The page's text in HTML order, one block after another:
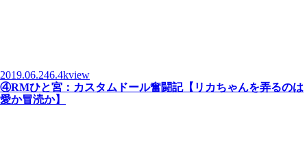
2019.06.246.4kview
④RMひと宮：カスタムドール奮闘記【リカちゃんを弄るのは
愛か冒涜か】